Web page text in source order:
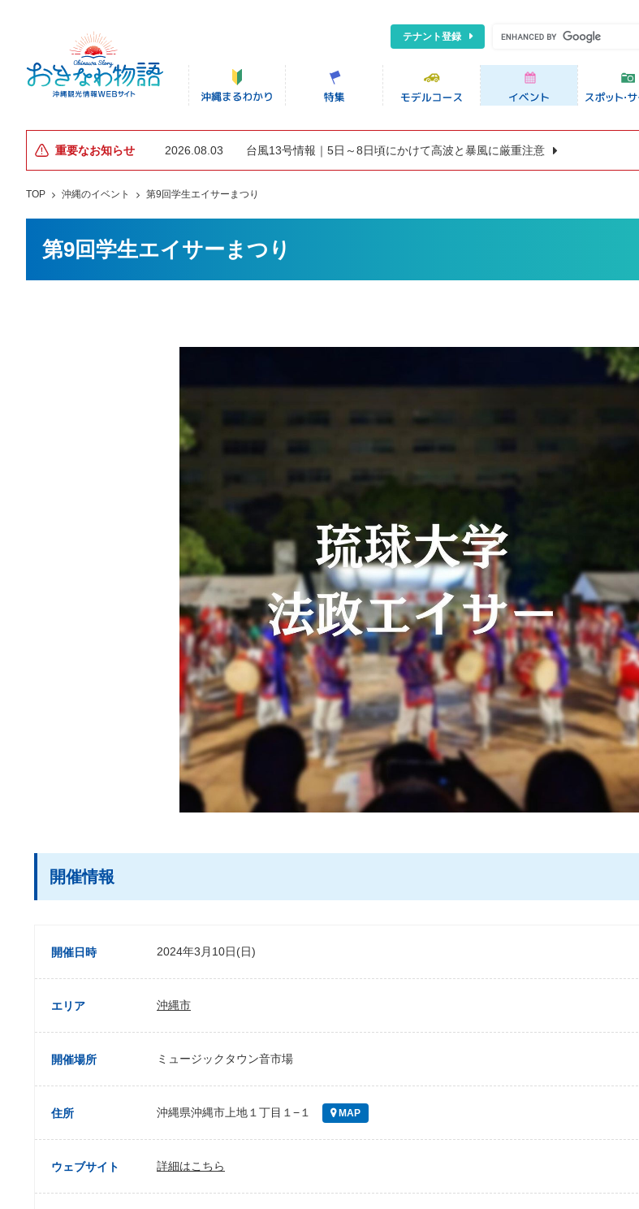
テナント登録
重要なお知らせ 2026.08.03 台風13号情報｜5日～8日頃にかけて高波と暴風に厳重注意
TOP 沖縄のイベント 第9回学生エイサーまつり
第9回学生エイサーまつり
開催情報
開催日時 2024年3月10日(日)
エリア 沖縄市
開催場所 ミュージックタウン音市場
住所 沖縄県沖縄市上地１丁目１−１ MAP
ウェブサイト 詳細はこちら